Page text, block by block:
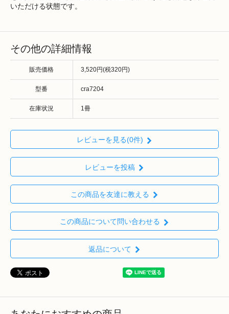
いただける状態です。
その他の詳細情報
販売価格 3,520円(税320円)
型番 cra7204
在庫状況 1冊
レビューを見る(0件)
レビューを投稿
この商品を友達に教える
この商品について問い合わせる
返品について